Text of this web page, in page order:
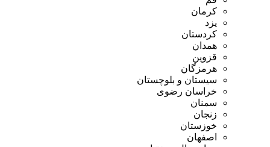
کرمان
یزد
کردستان
همدان
قزوین
هرمزگان
سیستان و بلوچستان
خراسان رضوی
سمنان
زنجان
خوزستان
اصفهان